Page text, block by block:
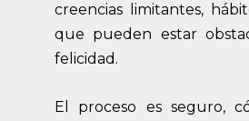
creencias limitantes,
que pueden estar
felicidad.
El proceso es seguro,